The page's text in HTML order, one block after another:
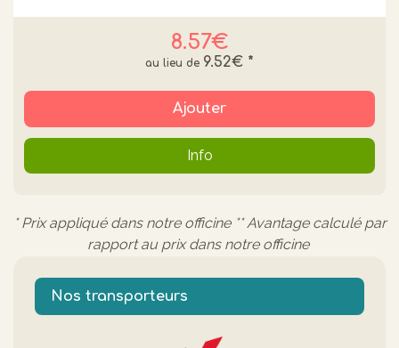
8.57€
9.52€ *
Ajouter
Info
* Prix appliqué dans notre officine ** Avantage calculé par
rapport au prix dans notre officine
Nos transporteurs